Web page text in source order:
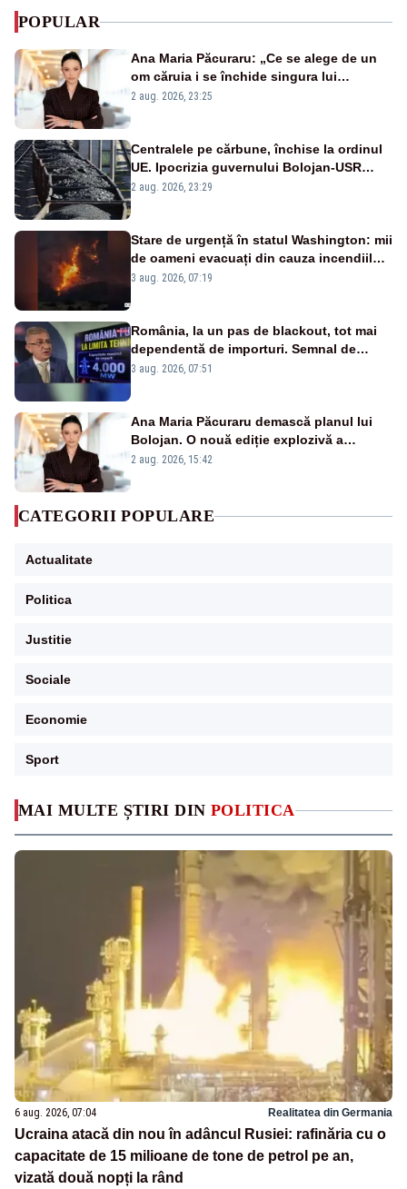
MAI MULTE ȘTIRI DIN POLITICA
6 aug. 2026, 07:04 Realitatea din Germania
Ucraina atacă din nou în adâncul Rusiei: rafinăria cu o
capacitate de 15 milioane de tone de petrol pe an,
vizată două nopți la rând
POPULAR
Ana Maria Păcuraru: „Ce se alege de un
om căruia i se închide singura lui
portiță?”
2 aug. 2026, 23:25
Centralele pe cărbune, închise la ordinul
UE. Ipocrizia guvernului Bolojan-USR
după starea de alertă
2 aug. 2026, 23:29
Stare de urgență în statul Washington: mii
de oameni evacuați din cauza incendiilor
puternice de vegetație
3 aug. 2026, 07:19
România, la un pas de blackout, tot mai
dependentă de importuri. Semnal de
alarmă tras de un expert în energie
3 aug. 2026, 07:51
Ana Maria Păcuraru demască planul lui
Bolojan. O nouă ediție explozivă a
emisiunii „Miza Zilei” la Realitatea PLUS
2 aug. 2026, 15:42
CATEGORII POPULARE
Actualitate
Politica
Justitie
Sociale
Economie
Sport